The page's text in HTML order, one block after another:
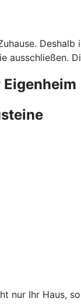
ausschließen.
nur Ihr Haus,